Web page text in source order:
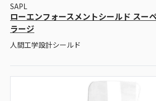
SAPL
ローエンフォースメントシールド スー
ラージ
人間工学設計シールド